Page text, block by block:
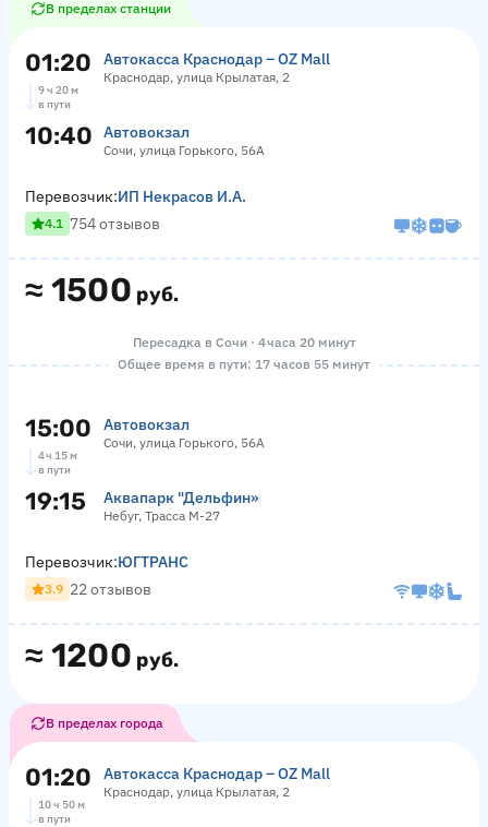
В пределах станции
01:20 Автокасса Краснодар – OZ Mall
Краснодар, улица Крылатая, 2
9 ч 20 м
в пути
10:40 Автовокзал
Сочи, улица Горького, 56А
≈ 1500 руб.
Перевозчик:ИП Некрасов И.А.
4.1 754 отзывов
Пересадка в Сочи · 4 часа 20 минут
Общее время в пути: 17 часов 55 минут
15:00 Автовокзал
Сочи, улица Горького, 56А
4 ч 15 м
в пути
19:15 Аквапарк "Дельфин»
Небуг, Трасса М-27
≈ 1200 руб.
Перевозчик:ЮГТРАНС
3.9 22 отзывов
В пределах города
01:20 Автокасса Краснодар – OZ Mall
Краснодар, улица Крылатая, 2
10 ч 50 м
в пути